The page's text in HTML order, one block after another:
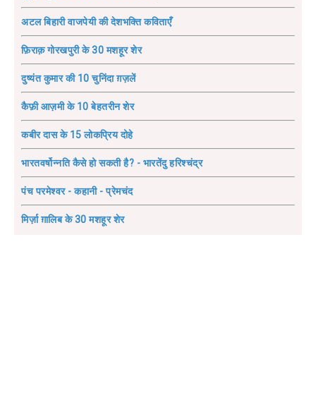
अटल बिहारी वाजपेयी की देशभक्ति कविताएँ
फ़िराक़ गोरखपुरी के 30 मशहूर शेर
दुष्यंत कुमार की 10 चुनिंदा ग़ज़लें
कैफ़ी आज़मी के 10 बेहतरीन शेर
कबीर दास के 15 लोकप्रिय दोहे
भारतवर्षोन्नति कैसे हो सकती है? - भारतेंदु हरिश्चंद्र
पंच परमेश्वर - कहानी - प्रेमचंद
मिर्ज़ा ग़ालिब के 30 मशहूर शेर